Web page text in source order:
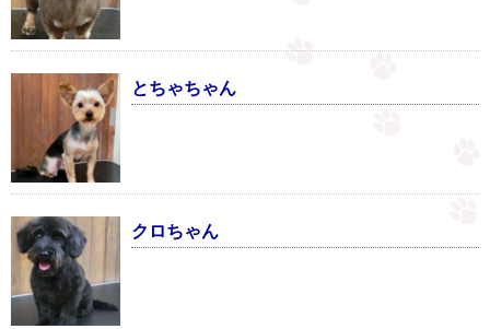
とちゃちゃん
クロちゃん